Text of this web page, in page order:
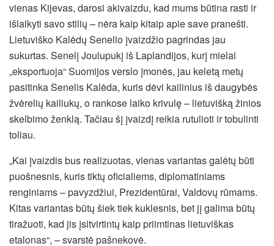
vienas Kijevas, darosi akivaizdu, kad mums būtina rasti ir
išlaikyti savo stilių – nėra kaip kitaip apie save pranešti.
Lietuviško Kalėdų Senelio įvaizdžio pagrindas jau
sukurtas. Senelį Joulupukį iš Laplandijos, kurį mielai
„eksportuoja“ Suomijos verslo įmonės, jau keletą metų
pasitinka Senelis Kalėda, kuris dėvi kailinius iš daugybės
žvėrelių kailiukų, o rankose laiko krivulę – lietuvišką žinios
skelbimo ženklą. Tačiau šį įvaizdį reikia rutulioti ir tobulinti
toliau.
„Kai įvaizdis bus realizuotas, vienas variantas galėtų būti
puošnesnis, kuris tiktų oficialiems, diplomatiniams
renginiams – pavyzdžiui, Prezidentūrai, Valdovų rūmams.
Kitas variantas būtų šiek tiek kuklesnis, bet jį galima būtų
tiražuoti, kad jis įsitvirtintų kaip priimtinas lietuviškas
etalonas“, – svarstė pašnekovė.